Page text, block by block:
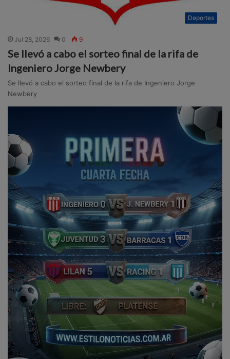
Deportes
Jul 28, 2026 0 9
Se llevó a cabo el sorteo final de la rifa de
Ingeniero Jorge Newbery
Se llevó a cabo el sorteo final de la rifa de Ingeniero Jorge
Newbery